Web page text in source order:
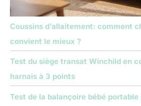
Coussins d’allaitement: comment
convient le mieux ?
Test du siège transat Winchild en
harnais à 3 points
Test de la balançoire bébé portable